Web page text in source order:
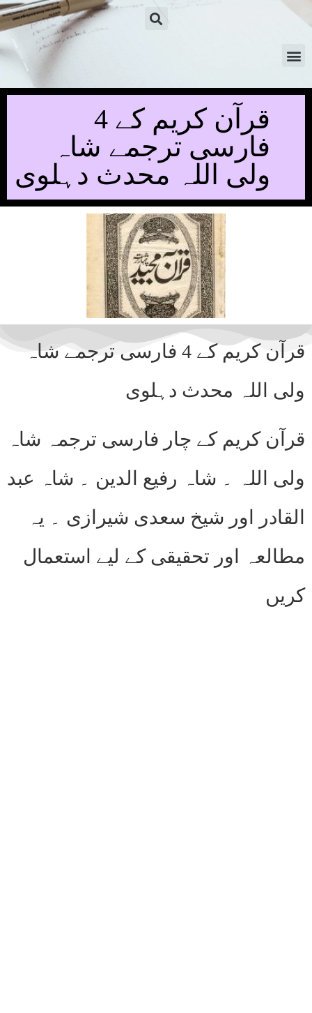
قرآن کریم کے 4
فارسی ترجمے شاہ
ولی اللہ محدث دہلوی
قرآن کریم کے 4 فارسی ترجمے شاہ
ولی اللہ محدث دہلوی
قرآن کریم کے چار فارسی ترجمہ شاہ
ولی اللہ ۔ شاہ رفیع الدین ۔ شاہ عبد
القادر اور شیخ سعدی شیرازی ۔ یہ
مطالعہ اور تحقیقی کے لیے استعمال
کریں